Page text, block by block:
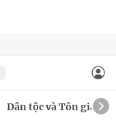
Dân tộc và Tôn giáo